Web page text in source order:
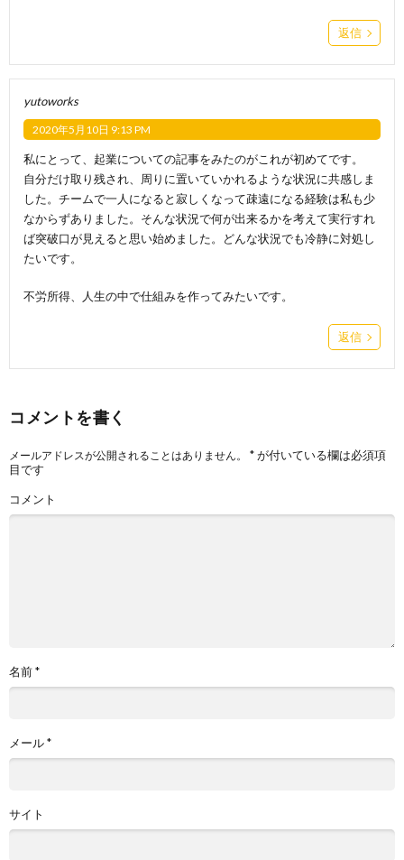
返信
yutoworks
2020年5月10日 9:13 PM
私にとって、起業についての記事をみたのがこれが初めてです。
自分だけ取り残され、周りに置いていかれるような状況に共感しま
した。チームで一人になると寂しくなって疎遠になる経験は私も少
なからずありました。そんな状況で何が出来るかを考えて実行すれ
ば突破口が見えると思い始めました。どんな状況でも冷静に対処し
たいです。
不労所得、人生の中で仕組みを作ってみたいです。
返信
コメントを書く
メールアドレスが公開されることはありません。 *が付いている欄は必須項
目です
コメント
名前*
メール*
サイト